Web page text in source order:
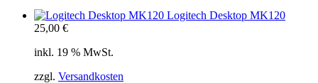
Logitech Desktop MK120
25,00 €
inkl. 19 % MwSt.
zzgl. Versandkosten